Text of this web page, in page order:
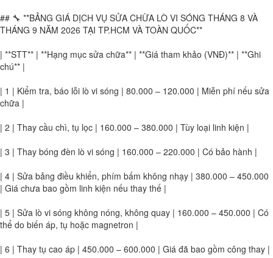
## 🔧 **BẢNG GIÁ DỊCH VỤ SỬA CHỮA LÒ VI SÓNG THÁNG 8 VÀ
THÁNG 9 NĂM 2026 TẠI TP.HCM VÀ TOÀN QUỐC**
| **STT** | **Hạng mục sửa chữa** | **Giá tham khảo (VNĐ)** | **Ghi
chú** |
| 1 | Kiểm tra, báo lỗi lò vi sóng | 80.000 – 120.000 | Miễn phí nếu sửa
chữa |
| 2 | Thay cầu chì, tụ lọc | 160.000 – 380.000 | Tùy loại linh kiện |
| 3 | Thay bóng đèn lò vi sóng | 160.000 – 220.000 | Có bảo hành |
| 4 | Sửa bảng điều khiển, phím bấm không nhạy | 380.000 – 450.000
| Giá chưa bao gồm linh kiện nếu thay thế |
| 5 | Sửa lò vi sóng không nóng, không quay | 160.000 – 450.000 | Có
thể do biến áp, tụ hoặc magnetron |
| 6 | Thay tụ cao áp | 450.000 – 600.000 | Giá đã bao gồm công thay |